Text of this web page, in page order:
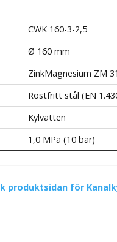
CWK 160-3-2,5
Ø 160 mm
ZinkMagnesium ZM
Rostfritt stål (EN
Kylvatten
1,0 MPa (10 bar)
produktsidan för